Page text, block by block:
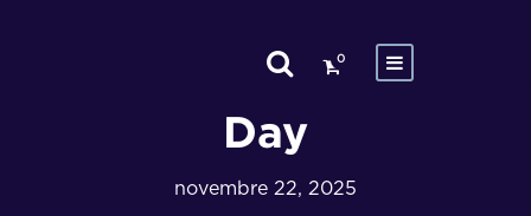
0
Day
novembre 22, 2025